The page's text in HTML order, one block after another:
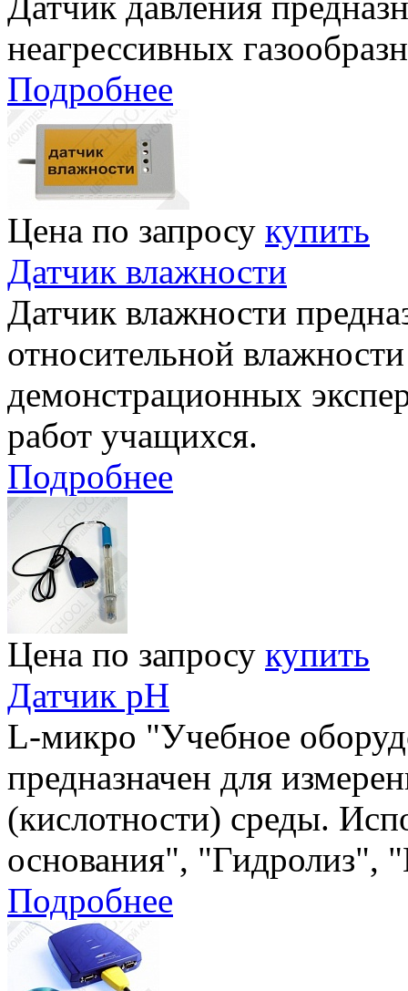
неагрессивных
Подробнее
Цена по запросу купить
Датчик влажности
Датчик влажности
относительной
демонстрационных
работ учащихся.
Подробнее
Цена по запросу купить
Датчик pH
L-микро "Учебное
предназначен для
(кислотности) среды.
основания", "Гидролиз",
Подробнее